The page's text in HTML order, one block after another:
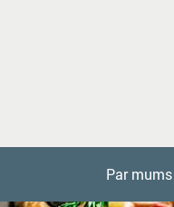
Par mums